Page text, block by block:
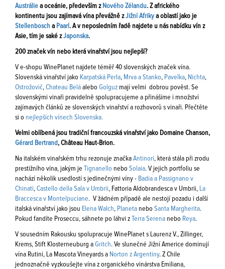
Austrálie a oceánie, především z Nového Zélandu. Z afrického
kontinentu jsou zajímavá vína převážně zJižní Afrikya oblastí jako je
Stellenbosch a Paarl . A v neposledním řadě najdete u nás nabídku vín z
Asie, tím je saké zJaponska.
200 značek vín nebo která vinařství jsou nejlepší?
V e-shopu WinePlanet najdete téměř 40 slovenských značek vína.
Slovenská vinařství jako Karpatská Perla, Mrva a Stanko, Pavelka, Nichta,
Ostrožovič, Chateau Belá alebo Golguz mají velmi dobrou pověst. Se
slovenskými vinaři pravidelně spolupracujeme a přinášíme i množství
zajímavých článků ze slovenských vinařství a rozhovorů s vinaři. Přečtěte
si o nejlepších vínech Slovenska.
Velmi oblíbená jsou tradiční francouzská vinařství jako Domaine Chanson,
Gérard Bertrand , Château Haut-Brion.
Na italském vinařském trhu rezonuje značka Antinori, která stála při zrodu
prestižního vína, jakým je
Tignanello nebo Solaia. V jejich portfoliu se
nachází několik usedlostí s jedinečnými víny - Badia a Passignano v
Chinati, Castello della Sala v Umbrii, Fattoria Aldobrandesca v Umbrii, La
Braccesca v Montelpuciane. V žádném případě ale nestojí pozadu i další
italská vinařství jako jsou Elena Walch, Planeta nebo Santa Margherita.
Pokud fandíte Proseccu, sáhnete po láhvi z Terra Serena nebo Reya.
V sousedním Rakousku spolupracuje WinePlanet s Laurenz V., Zillinger,
Krems, Stift Klosterneuburg a Gritch. Ve slunečné Jižní Americe dominují
vína Rutini, La Mascota Vineyards a Norton z Argentiny. Z Chile
jednoznačně vyzkoušejte vína z organického vinárstva Emiliana,